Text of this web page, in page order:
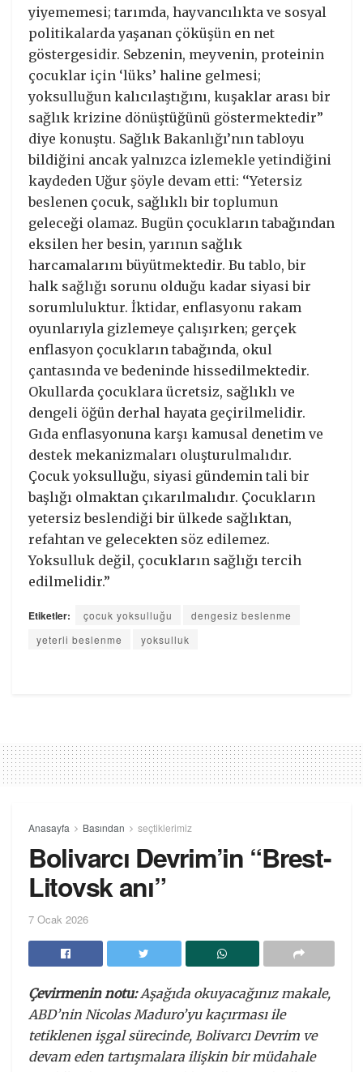
yiyememesi; tarımda, hayvancılıkta ve sosyal
politikalarda yaşanan çöküşün en net
göstergesidir. Sebzenin, meyvenin, proteinin
çocuklar için ‘lüks’ haline gelmesi;
yoksulluğun kalıcılaştığını, kuşaklar arası bir
sağlık krizine dönüştüğünü göstermektedir”
diye konuştu. Sağlık Bakanlığı’nın tabloyu
bildiğini ancak yalnızca izlemekle yetindiğini
kaydeden Uğur şöyle devam etti: ‘‘Yetersiz
beslenen çocuk, sağlıklı bir toplumun
geleceği olamaz. Bugün çocukların tabağından
eksilen her besin, yarının sağlık
harcamalarını büyütmektedir. Bu tablo, bir
halk sağlığı sorunu olduğu kadar siyasi bir
sorumluluktur. İktidar, enflasyonu rakam
oyunlarıyla gizlemeye çalışırken; gerçek
enflasyon çocukların tabağında, okul
çantasında ve bedeninde hissedilmektedir.
Okullarda çocuklara ücretsiz, sağlıklı ve
dengeli öğün derhal hayata geçirilmelidir.
Gıda enflasyonuna karşı kamusal denetim ve
destek mekanizmaları oluşturulmalıdır.
Çocuk yoksulluğu, siyasi gündemin tali bir
başlığı olmaktan çıkarılmalıdır. Çocukların
yetersiz beslendiği bir ülkede sağlıktan,
refahtan ve gelecekten söz edilemez.
Yoksulluk değil, çocukların sağlığı tercih
edilmelidir.”
Etiketler: çocuk yoksulluğu
dengesiz beslenme
yeterli beslenme
yoksulluk
Anasayfa Basından seçtiklerimiz
Bolivarcı Devrim’in “Brest-
Litovsk anı”
7 Ocak 2026
Çevirmenin notu:Aşağıda okuyacağınız makale,
ABD’nin Nicolas Maduro’yu kaçırması ile
tetiklenen işgal sürecinde, Bolivarcı Devrim ve
devam eden tartışmalara ilişkin bir müdahale